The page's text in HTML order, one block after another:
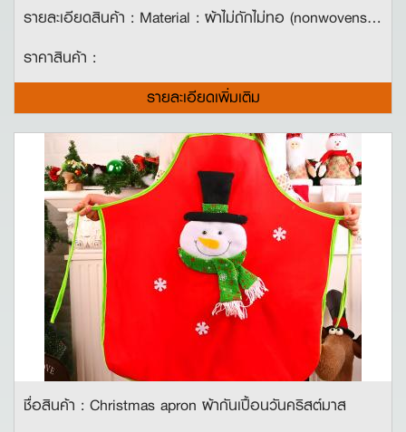
รายละเอียดสินค้า : Material : ผ้าไม่ถักไม่ทอ (nonwovens) ขนาด : 62*83*26 cm คุณสมบัติ : ใช้สำหรับกันเปื้อนเวลาเข้าครัวหรือทำอาหาร ดีไซน์น่ารัก เหมาะกับการใส่ในเทศกาลคริสต์มาส!
ราคาสินค้า :
รายละเอียดเพิ่มเติม
ชื่อสินค้า : Christmas apron ผ้ากันเปื้อนวันคริสต์มาส